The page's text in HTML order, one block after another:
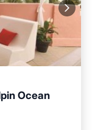
Ocean